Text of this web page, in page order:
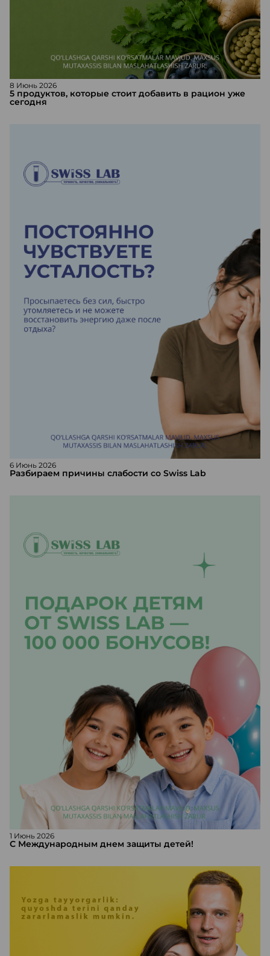
8 Июнь 2026
5 продуктов, которые стоит добавить в рацион уже
сегодня
6 Июнь 2026
Разбираем причины слабости со Swiss Lab
1 Июнь 2026
С Международным днем защиты детей!